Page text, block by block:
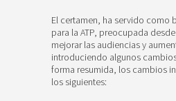
El certamen, ha servido como
para la ATP, preocupada
mejorar las audiencias y
introduciendo algunos
forma resumida, los cambios
los siguientes: